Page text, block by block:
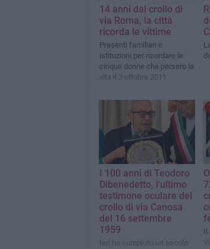
14 anni dal crollo di
via Roma, la città
ricorda le vittime
Presenti familiari e
istituzioni per ricordare le
cinque donne che persero la
vita il 3 ottobre 2011
I 100 anni di Teodoro
Dibenedetto, l'ultimo
testimone oculare del
crollo di via Canosa
del 16 settembre
1959
Ieri ha compiuto un secolo
Il